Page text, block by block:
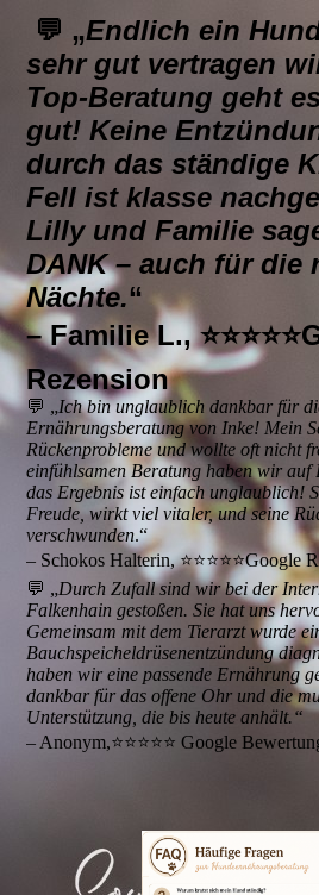
💬 „Endlich ein
sehr gut vertragen
Top-Beratung geht
gut! Keine
durch das ständige
Fell ist klasse
Lilly und Familie
DANK – auch für die
Nächte.“
– Familie L.,
Rezension
💬 „Ich bin unglaublich dankbar für
Ernährungsberatung von Inke! Mein
Rückenprobleme und wollte oft nicht
einfühlsamen Beratung haben wir auf
das Ergebnis ist einfach unglaublich!
Freude, wirkt viel vitaler, und seine
verschwunden.“
– Schokos Halterin, ⭐️⭐️⭐️⭐️⭐️Google
💬 „Durch Zufall sind wir bei der
Falkenhain gestoßen. Sie hat uns
Gemeinsam mit dem Tierarzt wurde
Bauchspeicheldrüsenentzündung
haben wir eine passende Ernährung
dankbar für das offene Ohr und die
Unterstützung, die bis heute anhält.“
– Anonym,⭐️⭐️⭐️⭐️⭐️ Google